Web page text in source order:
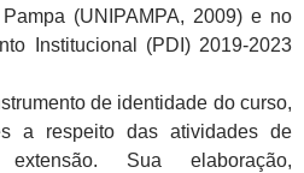
(UNIPAMPA, 2009) e no
Institucional (PDI) 2019-2023
de identidade do curso,
a respeito das atividades de
Sua elaboração,